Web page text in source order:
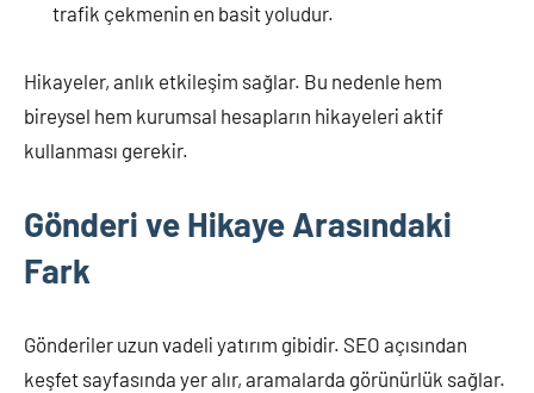
trafik çekmenin en basit yoludur.
Hikayeler, anlık etkileşim sağlar. Bu nedenle hem
bireysel hem kurumsal hesapların hikayeleri aktif
kullanması gerekir.
Gönderi ve Hikaye Arasındaki
Fark
Gönderiler uzun vadeli yatırım gibidir. SEO açısından
keşfet sayfasında yer alır, aramalarda görünürlük sağlar.